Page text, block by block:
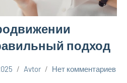
подход
Avtor Нет комментариев